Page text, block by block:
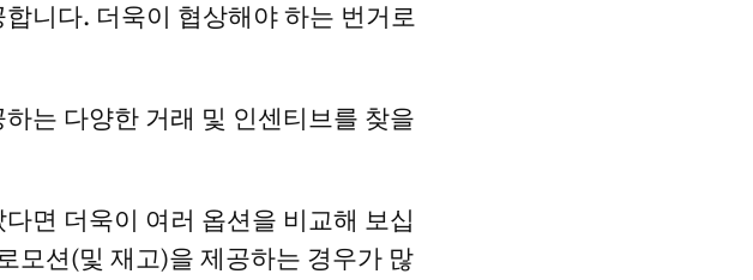
니다. 더욱이 협상해야 하는 번거로
는 다양한 거래 및 인센티브를 찾을
면 더욱이 여러 옵션을 비교해 보십
모션(및 재고)을 제공하는 경우가 많